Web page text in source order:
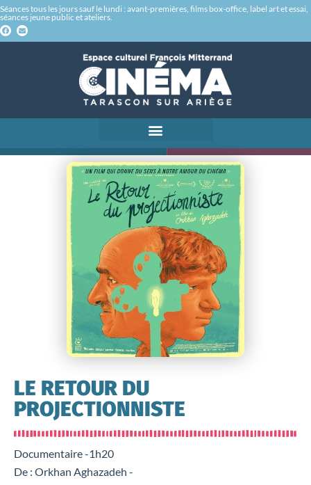
Séances tous les jours sauf le lundi : avant-premières, films box-office, label art et essai,
séances jeune public et ateliers.
LE RETOUR DU
PROJECTIONNISTE
Documentaire -1h20
De : Orkhan Aghazadeh -